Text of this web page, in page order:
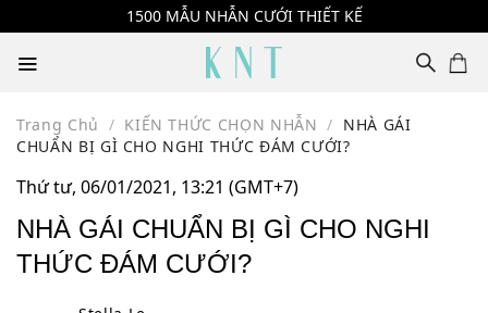
to
content
1500 MẪU NHẪN CƯỚI THIẾT KẾ
Trang Chủ / KIẾN THỨC CHỌN NHẪN / NHÀ GÁI
CHUẨN BỊ GÌ CHO NGHI THỨC ĐÁM CƯỚI?
Thứ tư, 06/01/2021, 13:21 (GMT+7)
NHÀ GÁI CHUẨN BỊ GÌ CHO NGHI
THỨC ĐÁM CƯỚI?